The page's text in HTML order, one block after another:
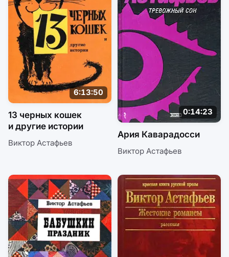
6:13:50
13 черных кошек
и другие истории
Виктор Астафьев
0:14:23
Ария Каварадосси
Виктор Астафьев